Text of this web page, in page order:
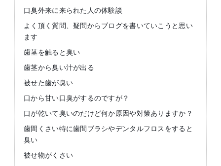
口臭外来に来られた人の体験談
よく頂く質問、疑問からブログを書いていこうと思い
ます
歯茎を触ると臭い
歯茎から臭い汁が出る
被せた歯が臭い
口から甘い口臭がするのですが？
口が乾いて臭いのだけど何か原因や対策ありますか？
歯間くさい特に歯間ブラシやデンタルフロスをすると
臭い
被せ物がくさい